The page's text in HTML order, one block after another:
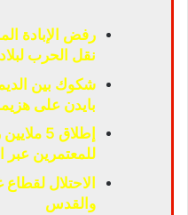
رفض الإبادة
نقل الحرب
شكوك بين
بايدن على
إطلاق 5
للمعتمرين عبر
الاحتلال
والقدس